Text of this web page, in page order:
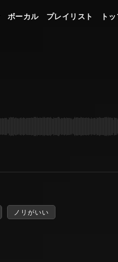
ボーカル プレイリスト ト
ノリがいい